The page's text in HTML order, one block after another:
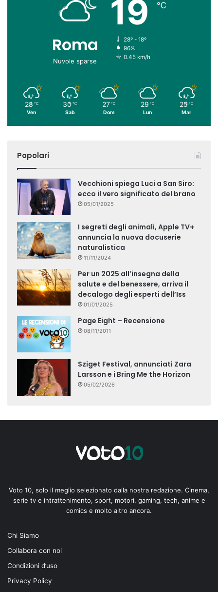
Roma
Nuvole sparse
19 ℃
28º - 18º
96%
0.45 km/h
28 ℃
Ven
30 ℃
Sab
27 ℃
Dom
29 ℃
Lun
25 ℃
Mar
Popolari
Vecchioni spiega Luci a San Siro:
ecco il vero significato del brano
05/01/2025
I segreti degli animali, Apple TV+
annuncia la nuova docuserie
naturalistica
11/11/2024
Per un 2025 all’insegna della
salute e del benessere, arriva il
decalogo degli esperti dell’Iss
01/01/2025
Page Eight – Recensione
08/11/2011
Sziget Festival, annunciati Zara
Larsson e i Bring Me the Horizon
05/02/2026
Voto 10, solo il meglio selezionato dalla nostra redazione. Cinema,
serie tv e intrattenimento, sport, motori, gaming, tech, anime e
comics e molto altro ancora.
Chi Siamo
Collabora con noi
Condizioni d’uso
Privacy Policy